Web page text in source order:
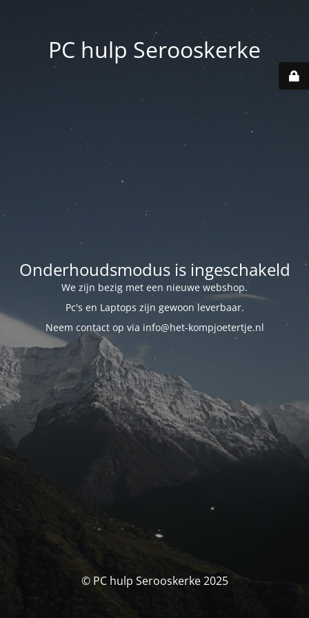
PC hulp Serooskerke
Onderhoudsmodus is ingeschakeld
We zijn bezig met een nieuwe webshop.
Pc's en Laptops zijn gewoon leverbaar.
Neem contact op via info@het-kompjoetertje.nl
© PC hulp Serooskerke 2025